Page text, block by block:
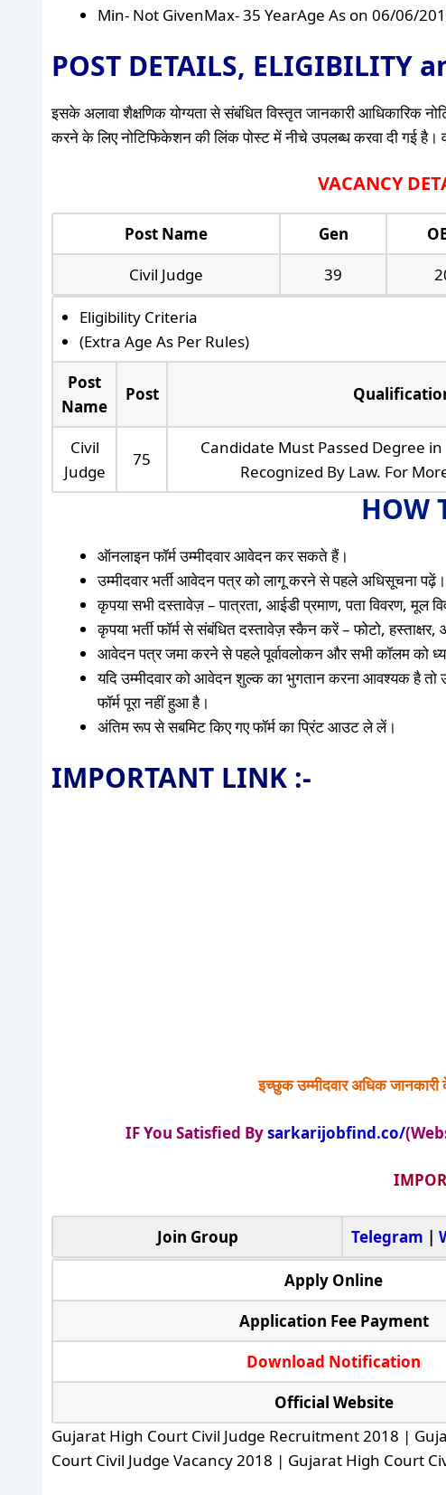
Min- Not GivenMax- 35 YearAge As on 06/06/
POST DETAILS, ELIGIBILITY
इसके अलावा शैक्षणिक योग्यता से संबंधित विस्तृत जानकारी आधिकारिक
करने के लिए नोटिफिकेशन की लिंक पोस्ट में नीचे उपलब्ध करवा दी गई है।
VACANCY
Post Name Gen
Civil Judge
39
Eligibility Criteria
(Extra Age As Per Rules)
Post
Name
Post
Civil
Judge
75
Candidate Must Passed Degree
Recognized By Law. For
HOW
ऑनलाइन फॉर्म उम्मीदवार आवेदन कर सकते हैं।
उम्मीदवार भर्ती आवेदन पत्र को लागू करने से पहले अधिसूचना पढ़ें।
कृपया सभी दस्तावेज़ – पात्रता, आईडी प्रमाण, पता विवरण, मूल
कृपया भर्ती फॉर्म से संबंधित दस्तावेज़ स्कैन करें – फोटो,
आवेदन पत्र जमा करने से पहले पूर्वावलोकन और सभी कॉलम को
यदि उम्मीदवार को आवेदन शुल्क का भुगतान करना आवश्यक है
फॉर्म पूरा नहीं हुआ है।
अंतिम रूप से सबमिट किए गए फॉर्म का प्रिंट आउट ले लें।
IMPORTANT LINK :-
इच्छुक उम्मीदवार अधिक
IF You Satisfied Bysarkarijobfind.co/
Join Group Telegram |
Apply Online
Application Fee Payment
Download Notification
Official Website
Gujarat High Court Civil Judge Recruitment 2018 |
Court Civil Judge Vacancy 2018 | Gujarat High Court